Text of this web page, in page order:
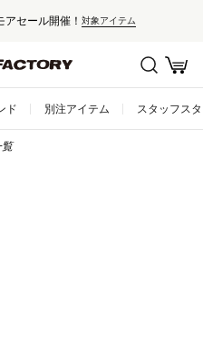
セール開催！ 対象アイテム
ド 別注アイテム スタッフス
覧